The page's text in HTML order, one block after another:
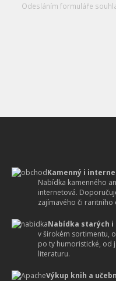
Odesláním formuláře
Kamenný i
Nabídka kamenného
internetová.
zajímavého či raritního
Nabídka starých i
v širokém sortimentu,
po ty humoristické, od
literaturu.
Výkup knih a